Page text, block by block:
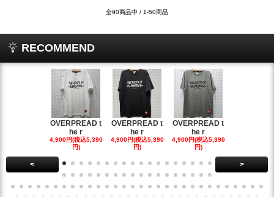
全90商品中 / 1-50商品
RECOMMEND
OVERPREAD t
he r
4,900円(税込5,390
円)
OVERPREAD t
he r
4,900円(税込5,390
円)
OVERPREAD t
he r
4,900円(税込5,390
円)
< >